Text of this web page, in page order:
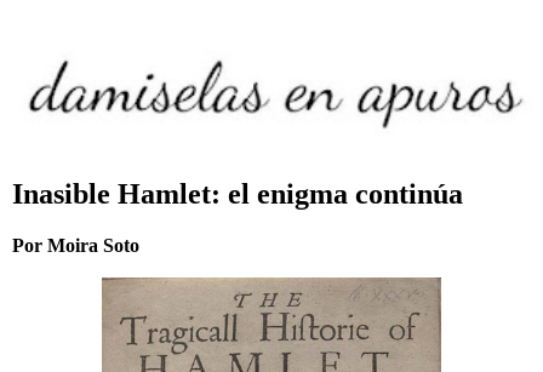
Inasible Hamlet: el enigma continúa
Por Moira Soto